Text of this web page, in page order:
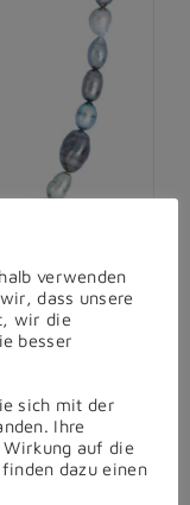
verwenden
dass unsere
wir die
besser
sich mit der
Ihre
auf die
dazu einen